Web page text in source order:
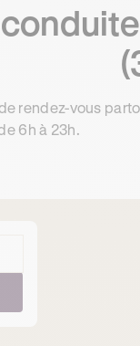
rendez-vous
6h à 23h.